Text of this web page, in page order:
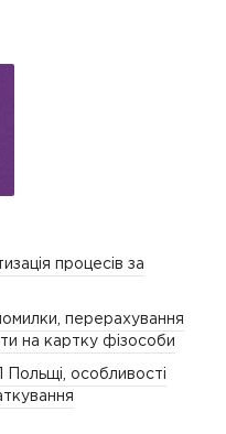
процесів за
перерахування
на картку фізособи
особливості